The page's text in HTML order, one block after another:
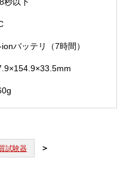
秒以下
ionバッテリ（7時間）
試験器